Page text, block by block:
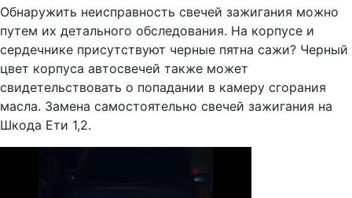
Обнаружить неисправность свечей зажигания можно
путем их детального обследования. На корпусе и
сердечнике присутствуют черные пятна сажи? Черный
цвет корпуса автосвечей также может
свидетельствовать о попадании в камеру сгорания
масла. Замена самостоятельно свечей зажигания на
Шкода Ети 1,2.